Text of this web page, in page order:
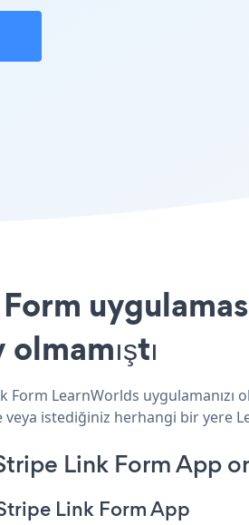
Form LearnWorlds
istediğiniz herhangi bir yere
Link Form App
Link Form App